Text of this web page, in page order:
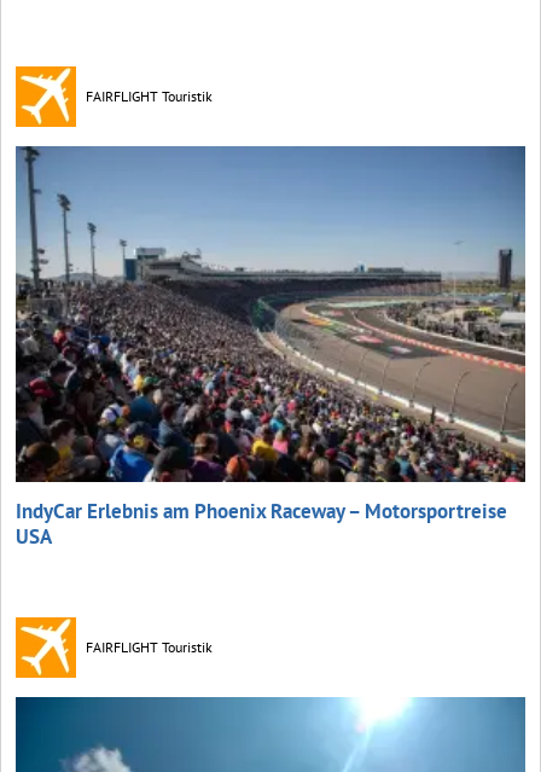
FAIRFLIGHT Touristik
IndyCar Erlebnis am Phoenix Raceway – Motorsportreise
USA
FAIRFLIGHT Touristik